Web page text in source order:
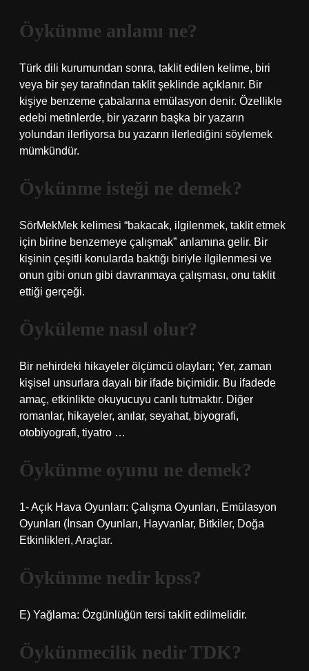
Öykünme anlamı ne?
Türk dili kurumundan sonra, taklit edilen kelime, biri
veya bir şey tarafından taklit şeklinde açıklanır. Bir
kişiye benzeme çabalarına emülasyon denir. Özellikle
edebi metinlerde, bir yazarın başka bir yazarın
yolundan ilerliyorsa bu yazarın ilerlediğini söylemek
mümkündür.
Öykünme isteği ne demek?
SörMekMek kelimesi “bakacak, ilgilenmek, taklit etmek
için birine benzemeye çalışmak” anlamına gelir. Bir
kişinin çeşitli konularda baktığı biriyle ilgilenmesi ve
onun gibi onun gibi davranmaya çalışması, onu taklit
ettiği gerçeği.
Öyküleme nasıl olur?
Bir nehirdeki hikayeler ölçümcü olayları; Yer, zaman
kişisel unsurlara dayalı bir ifade biçimidir. Bu ifadede
amaç, etkinlikte okuyucuyu canlı tutmaktır. Diğer
romanlar, hikayeler, anılar, seyahat, biyografi,
otobiyografi, tiyatro …
Öykünme oyunu ne demek?
1- Açık Hava Oyunları: Çalışma Oyunları, Emülasyon
Oyunları (İnsan Oyunları, Hayvanlar, Bitkiler, Doğa
Etkinlikleri, Araçlar.
Öykünme nedir kpss?
E) Yağlama: Özgünlüğün tersi taklit edilmelidir.
Öykünmecilik nedir TDK?